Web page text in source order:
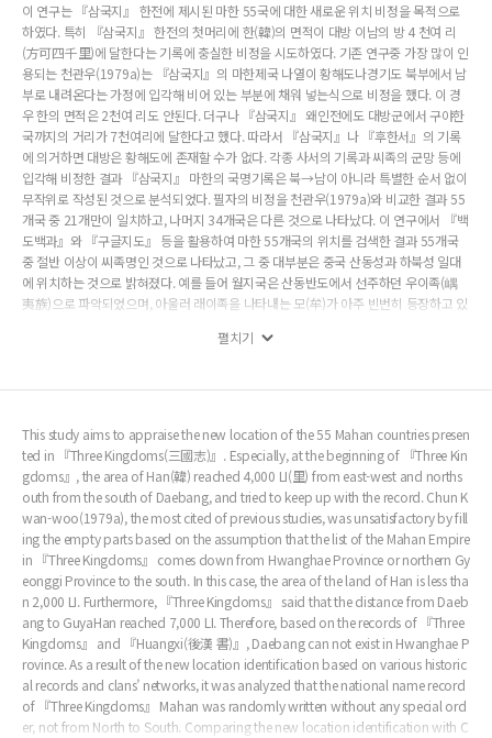
이 연구는 『삼국지』 한전에 제시된 마한 55국에 대한 새로운 위치 비정을 목적으로
하였다. 특히 『삼국지』 한전의 첫머리에 한(韓)의 면적이 대방 이남의 방 4 천여 리
(方可四千里)에 달한다는 기록에 충실한 비정을 시도하였다. 기존 연구중 가장 많이 인
용되는 천관우(1979a)는 『삼국지』의 마한제국 나열이 황해도나경기도 북부에서 남
부로 내려온다는 가정에 입각해 비어 있는 부분에 채워 넣는식으로 비정을 했다. 이 경
우 한의 면적은 2천여 리도 안된다. 더구나 『삼국지』 왜인전에도 대방군에서 구야한
국까지의 거리가 7천여리에 달한다고 했다. 따라서 『삼국지』나 『후한서』의 기록
에 의거하면 대방은 황해도에 존재할 수가 없다. 각종 사서의 기록과 씨족의 군망 등에
입각해 비정한 결과 『삼국지』 마한의 국명기록은 북→남이 아니라 특별한 순서 없이
무작위로 작성된 것으로 분석되었다. 필자의 비정을 천관우(1979a)와 비교한 결과 55
개국 중 21개만이 일치하고, 나머지 34개국은 다른 것으로 나타났다. 이 연구에서 『백
도백과』와 『구글지도』 등을 활용하여 마한 55개국의 위치를 검색한 결과 55개국
중 절반 이상이 씨족명인 것으로 나타났고, 그 중 대부분은 중국 산동성과 하북성 일대
에 위치하는 것으로 밝혀졌다. 예를 들어 월지국은 산동반도에서 선주하던 우이족(嵎
夷族)으로 파악되었으며, 아울러 래이족을 나타내는 모(牟)가 아주 빈번히 등장하고 있
民六族)의 거대 세력이었다. 이들 씨족은 고조선의 후손이고, 중원에서 소위 동이족으
되어 엉뚱한 곳에 자의적으로비정되었고, 한성 유역의 십제와 3세기초 북경 남쪽의 대
마한은 래이마한으로서 산동성 일대의 고조선 세력인 우이족, 즉 월지 세력이 주축이 되
어 한반도와 중원에 걸쳐 건국한 나라이고, 월지 세력은 한반도 서남부의 영산강 일대에
도읍하고 있었다. 결론적으로 대방군과 낙랑군이 황해도와 평양 일대에 위치하고 있었
다는 가설은 이제 더 이상 성립 불가능하다.
펼치기
This study aims to appraise the new location of the 55 Mahan countries presen
ted in 『Three Kingdoms(三國志)』. Especially, at the beginning of 『Three Kin
gdoms』, the area of Han(韓) reached 4,000 LI(里) from east-west and norths
outh from the south of Daebang, and tried to keep up with the record. Chun K
wan-woo(1979a), the most cited of previous studies, was unsatisfactory by fill
ing the empty parts based on the assumption that the list of the Mahan Empire
in 『Three Kingdoms』 comes down from Hwanghae Province or northern Gy
eonggi Province to the south. In this case, the area of the land of Han is less tha
n 2,000 LI. Furthermore, 『Three Kingdoms』 said that the distance from Daeb
ang to GuyaHan reached 7,000 LI. Therefore, based on the records of 『Three
Kingdoms』 and 『Huangxi(後漢 書)』, Daebang can not exist in Hwanghae P
rovince. As a result of the new location identification based on various historic
al records and clans’ networks, it was analyzed that the national name record
of 『Three Kingdoms』 Mahan was randomly written without any special ord
er, not from North to South. Comparing the new location identification with C